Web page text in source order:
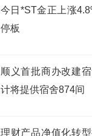
今日*ST金正上涨
停板
顺义首批商办改建
计将提供宿舍874间
理财产品净值化转